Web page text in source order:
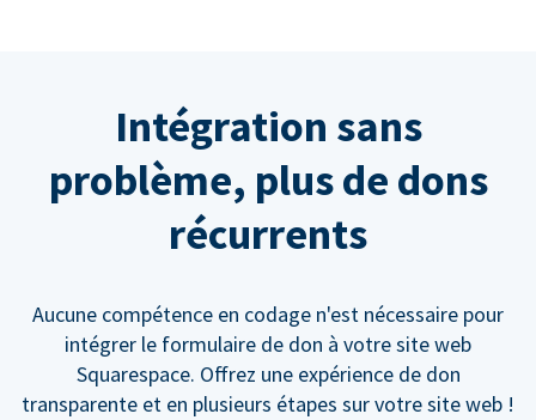
Intégration sans
problème, plus de dons
récurrents
Aucune compétence en codage n'est nécessaire pour
intégrer le formulaire de don à votre site web
Squarespace. Offrez une expérience de don
transparente et en plusieurs étapes sur votre site web !